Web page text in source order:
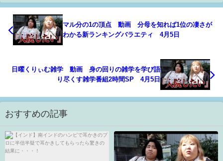
マル分の1の頂点 動画 分母を知れば1位の凄さが
わかる新ランキングバラエティ 4月5日
日曜くりぃむ雑学 動画 身の回りの雑学を学び語
り尽くす雑学番組2時間SP 4月5日
おすすめの記事